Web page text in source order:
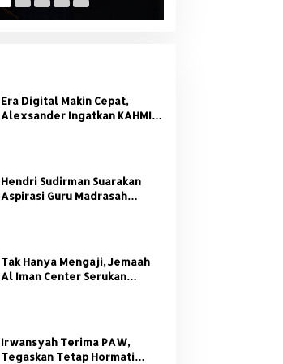
Era Digital Makin Cepat,
Alexsander Ingatkan KAHMI:
Hendri Sudirman Suarakan
Aspirasi Guru Madrasah
Tak Hanya Mengaji, Jemaah
Al Iman Center Serukan
Irwansyah Terima PAW,
Tegaskan Tetap Hormati